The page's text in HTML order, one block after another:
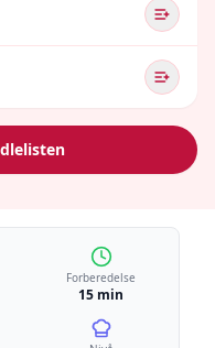
Forberedelse
15 min